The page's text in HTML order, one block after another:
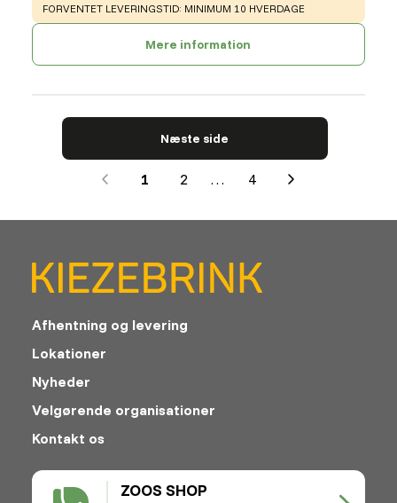
WARNING:
FORVENTET LEVERINGSTID: MINIMUM 10 HVERDAGE
Mere information
Næste side
1 2 … 4
Next
ZOOS SHOP
Afhentning og levering
Lokationer
Nyheder
Velgørende organisationer
Kontakt os